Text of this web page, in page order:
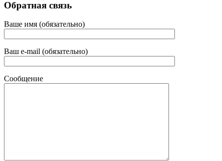
Обратная связь
Ваше имя (обязательно)
Ваш e-mail (обязательно)
Сообщение